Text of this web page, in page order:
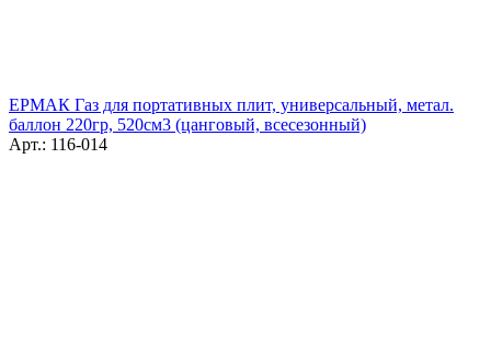
ЕРМАК Газ для портативных плит, универсальный, метал.
баллон 220гр, 520см3 (цанговый, всесезонный)
Арт.: 116-014